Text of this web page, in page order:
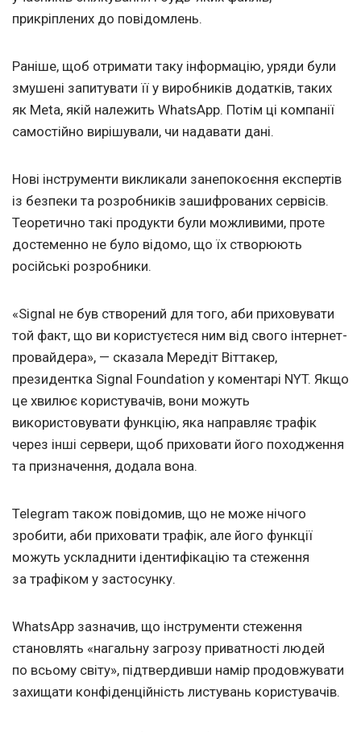
прикріплених до повідомлень.
Раніше, щоб отримати таку інформацію, уряди були
змушені запитувати її у виробників додатків, таких
як Meta, якій належить WhatsApp. Потім ці компанії
самостійно вирішували, чи надавати дані.
Нові інструменти викликали занепокоєння експертів
із безпеки та розробників зашифрованих сервісів.
Теоретично такі продукти були можливими, проте
достеменно не було відомо, що їх створюють
російські розробники.
«Signal не був створений для того, аби приховувати
той факт, що ви користуєтеся ним від свого інтернет-
провайдера», — сказала Мередіт Віттакер,
президентка Signal Foundation у коментарі NYT. Якщо
це хвилює користувачів, вони можуть
використовувати функцію, яка направляє трафік
через інші сервери, щоб приховати його походження
та призначення, додала вона.
Telegram також повідомив, що не може нічого
зробити, аби приховати трафік, але його функції
можуть ускладнити ідентифікацію та стеження
за трафіком у застосунку.
WhatsApp зазначив, що інструменти стеження
становлять «нагальну загрозу приватності людей
по всьому світу», підтвердивши намір продовжувати
захищати конфіденційність листувань користувачів.